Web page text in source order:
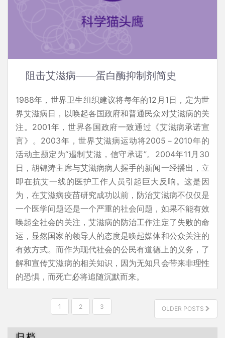
阻击艾滋病——蛋白酶抑制剂简史
1988年，世界卫生组织建议将每年的12月1日，定为世
界艾滋病日，以唤起各国政府和普通民众对艾滋病的关
注。2001年，世界各国政府一致通过《艾滋病承诺宣
言》。2003年，世界艾滋病运动将2005－2010年的
活动主题定为“遏制艾滋，信守承诺”。2004年11月30
日，胡锦涛主席与艾滋病病人握手的新闻一经播出，立
即在抗艾一线的医护工作人员引起巨大反响。这是因
为，在艾滋病疫苗研究成功以前，防治艾滋病不仅仅是
一个医学问题还是一个严重的社会问题，如果不能有效
唤起全社会的关注，艾滋病的防治工作注定了失败的命
运，显然国家的领导人的态度是唤起媒体和公众关注的
有效方式。而作为现代社会的公民有道德上的义务，了
解和宣传艾滋病的相关知识，因为无知只会带来非理性
的恐惧，而死亡必将追随沉默而来。
分
1 2 3 OLDER POSTS